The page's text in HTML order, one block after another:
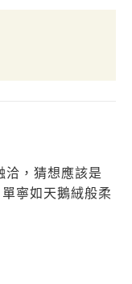
洽，猜想應該是
寧如天鵝絨般柔